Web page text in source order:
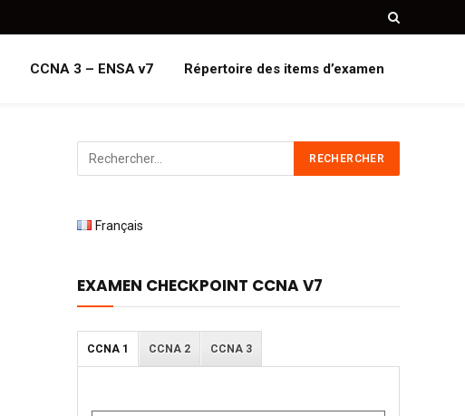
CCNA 3 – ENSA v7 Répertoire des items d’examen
Français
EXAMEN CHECKPOINT CCNA V7
CCNA 1 CCNA 2 CCNA 3